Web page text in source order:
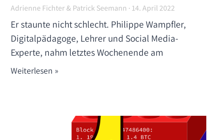
Adrienne Fichter & Patrick Seemann 14. April 2022
Er staunte nicht schlecht. Philippe Wampfler,
Digitalpädagoge, Lehrer und Social Media-
Experte, nahm letztes Wochenende am
Weiterlesen »